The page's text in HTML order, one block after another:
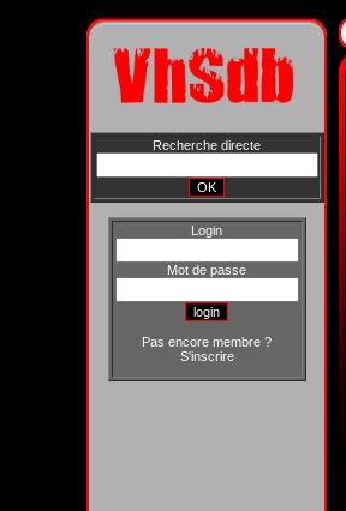
Recherche directe
Login
Mot de passe
Pas encore membre ?
S'inscrire